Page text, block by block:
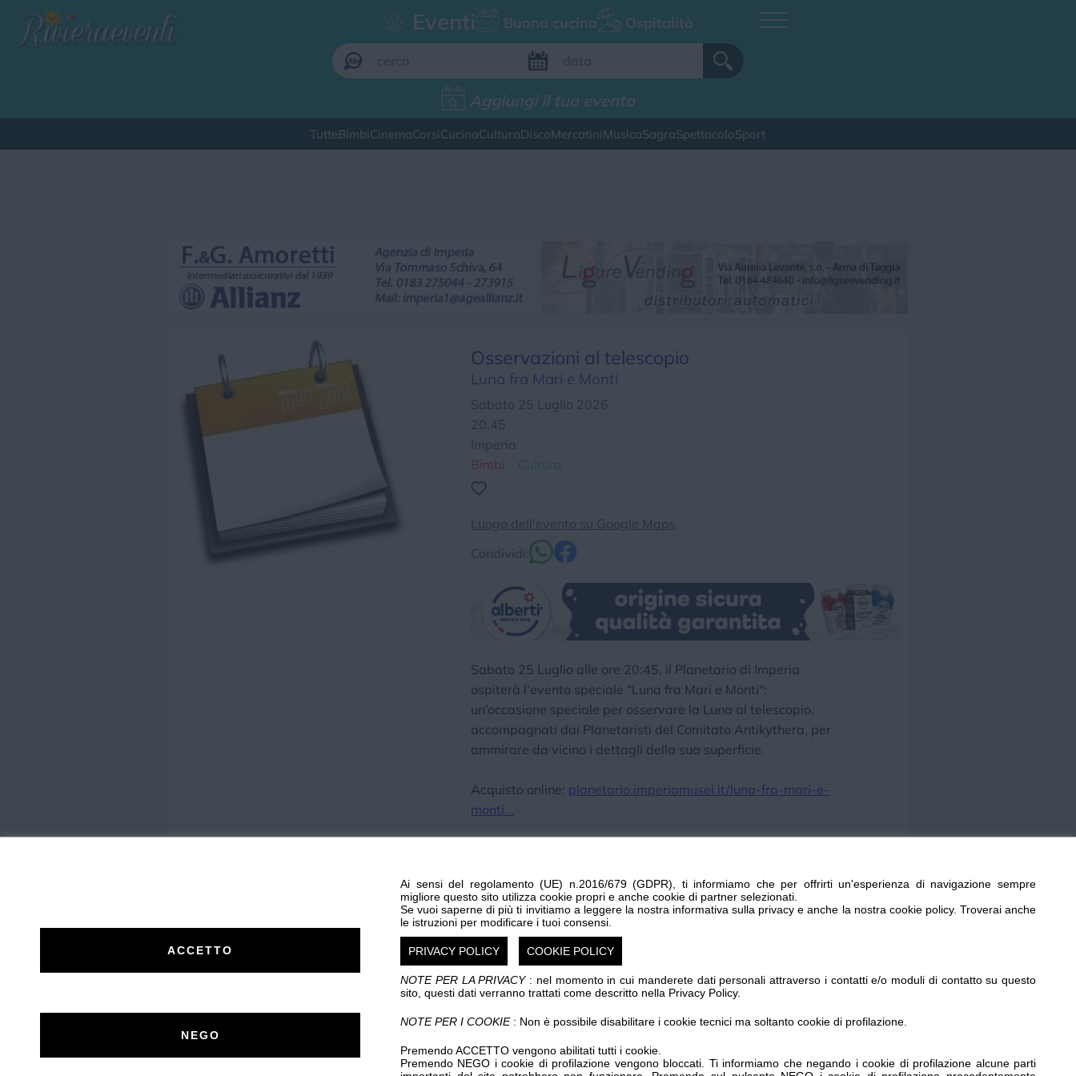
ACCETTO
NEGO
Ai sensi del regolamento (UE) n.2016/679 (GDPR), ti informiamo che per offrirti un'esperienza di navigazione sempre
migliore questo sito utilizza cookie propri e anche cookie di partner selezionati.
Se vuoi saperne di più ti invitiamo a leggere la nostra informativa sulla privacy e anche la nostra cookie policy. Troverai anche
le istruzioni per modificare i tuoi consensi.
PRIVACY POLICY COOKIE POLICY
NOTE PER LA PRIVACY: nel momento in cui manderete dati personali attraverso i contatti e/o moduli di contatto su questo
sito, questi dati verranno trattati come descritto nella Privacy Policy.
NOTE PER I COOKIE: Non è possibile disabilitare i cookie tecnici ma soltanto cookie di profilazione.
Premendo ACCETTO vengono abilitati tutti i cookie.
Premendo NEGO i cookie di profilazione vengono bloccati. Ti informiamo che negando i cookie di profilazione alcune parti
Eventi Buona cucina Ospitalità
Aggiungi il tuo evento
TutteBimbiCinemaCorsiCucinaCulturaDiscoMercatiniMusicaSagraSpettacoloSport
Aggiungi il tuo evento
FILTRI EVENTI
CATEGORIE EVENTI
Chi siamoPrivacy e CookieLogin
Osservazioni al telescopio
Luna fra Mari e Monti
Sabato 25 Luglio 2026
20.45
Imperia
Bimbi Cultura
Luogo dell'evento su Google Maps
Condividi:
Sabato 25 Luglio alle ore 20:45, il Planetario di Imperia
ospiterà l'evento speciale "Luna fra Mari e Monti":
un’occasione speciale per osservare la Luna al telescopio,
accompagnati dai Planetaristi del Comitato Antikythera, per
ammirare da vicino i dettagli della sua superficie.
Acquisto online: planetario.imperiamusei.it/luna-fra-mari-e-
monti...
Per informazioni: museiimperia@solidarietaelavoro.it oppure
consultate i canali ufficiali Imperia Musei
Un'idea di Centro Stampa Offset s.r.l. Imperia (IM) p.iva 00329410088 R.E.A. 65959 CCIAA IMPERIA www.centrostampaoffset.it con la gentile collaborazione di Grafiche
Privacy policyCookie policyGestisci cookieCondizioni